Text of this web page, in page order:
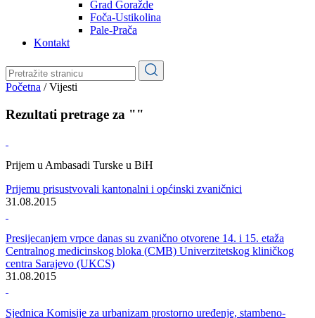
Općine
Pale-Prača
Kontakt
Vijesti